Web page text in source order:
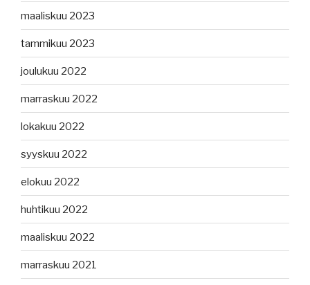
maaliskuu 2023
tammikuu 2023
joulukuu 2022
marraskuu 2022
lokakuu 2022
syyskuu 2022
elokuu 2022
huhtikuu 2022
maaliskuu 2022
marraskuu 2021